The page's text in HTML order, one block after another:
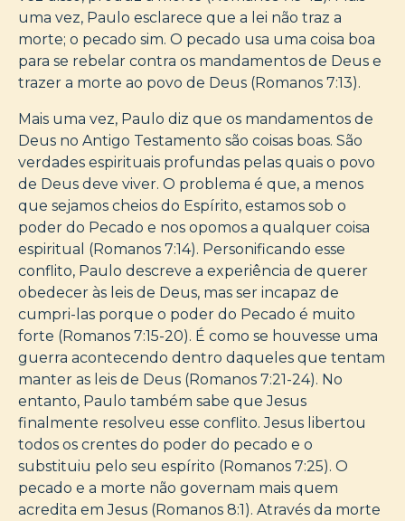
uma vez, Paulo esclarece que a lei não traz a
morte; o pecado sim. O pecado usa uma coisa boa
para se rebelar contra os mandamentos de Deus e
trazer a morte ao povo de Deus (Romanos 7:13).
Mais uma vez, Paulo diz que os mandamentos de
Deus no Antigo Testamento são coisas boas. São
verdades espirituais profundas pelas quais o povo
de Deus deve viver. O problema é que, a menos
que sejamos cheios do Espírito, estamos sob o
poder do Pecado e nos opomos a qualquer coisa
espiritual (Romanos 7:14). Personificando esse
conflito, Paulo descreve a experiência de querer
obedecer às leis de Deus, mas ser incapaz de
cumpri-las porque o poder do Pecado é muito
forte (Romanos 7:15-20). É como se houvesse uma
guerra acontecendo dentro daqueles que tentam
manter as leis de Deus (Romanos 7:21-24). No
entanto, Paulo também sabe que Jesus
finalmente resolveu esse conflito. Jesus libertou
todos os crentes do poder do pecado e o
substituiu pelo seu espírito (Romanos 7:25). O
pecado e a morte não governam mais quem
acredita em Jesus (Romanos 8:1). Através da morte